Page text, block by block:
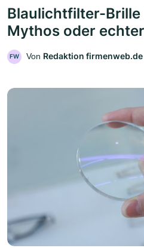
Blaulichtfilter-
Mythos oder
FW Von Redaktion firmenweb.de